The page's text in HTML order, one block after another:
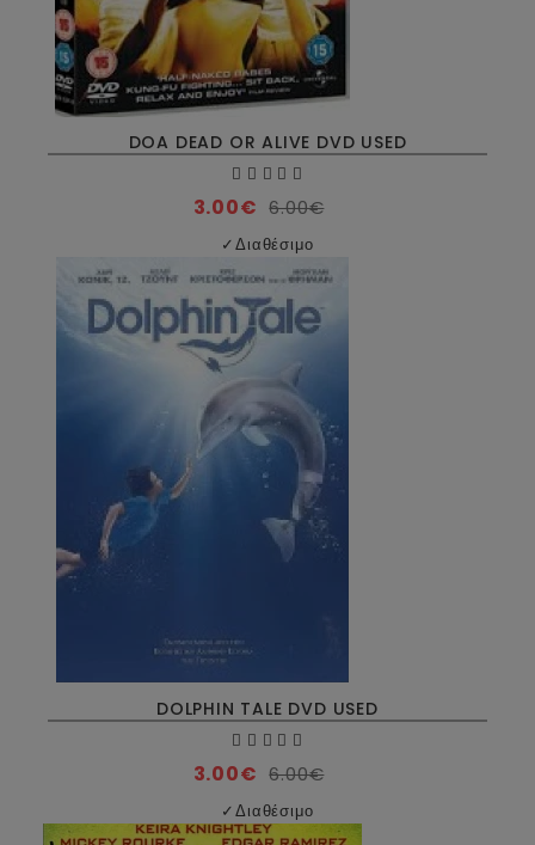
DOA DEAD OR ALIVE DVD USED
3.00€ 6.00€
✓Διαθέσιμο
DOLPHIN TALE DVD USED
3.00€ 6.00€
✓Διαθέσιμο